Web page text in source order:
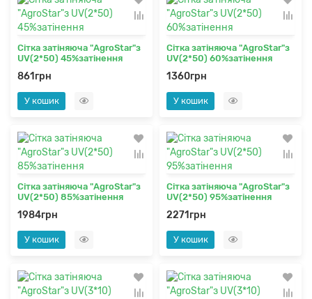
Сітка затіняюча "AgroStar"з
UV(2*50) 45%затінення
861грн
У кошик
Сітка затіняюча "AgroStar"з
UV(2*50) 60%затінення
1360грн
У кошик
Сітка затіняюча "AgroStar"з
UV(2*50) 85%затінення
1984грн
У кошик
Сітка затіняюча "AgroStar"з
UV(2*50) 95%затінення
2271грн
У кошик